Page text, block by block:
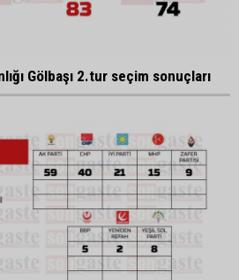
Gölbaşı 2.tur seçim sonuçları